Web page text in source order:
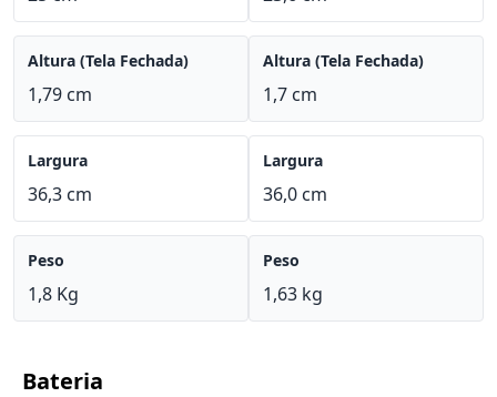
Altura (Tela Fechada)
1,79 cm
Largura
36,3 cm
Peso
1,8 Kg
Altura (Tela Fechada)
1,7 cm
Largura
36,0 cm
Peso
1,63 kg
Bateria